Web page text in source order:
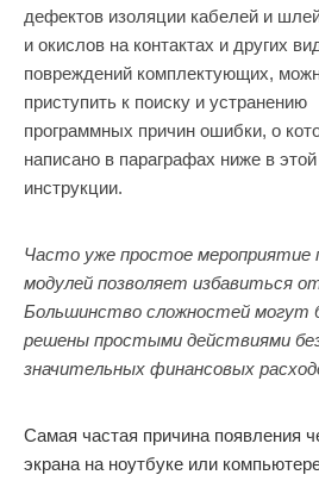
дефектов изоляции кабелей и
и окислов на контактах и других
повреждений комплектующих,
приступить к поиску и устранению
программных причин ошибки, о
написано в параграфах ниже в этой
инструкции.
Часто уже простое мероприятие
модулей позволяет избавиться
Большинство сложностей могут
решены простыми действиями
значительных финансовых
Самая частая причина появления
экрана на ноутбуке или